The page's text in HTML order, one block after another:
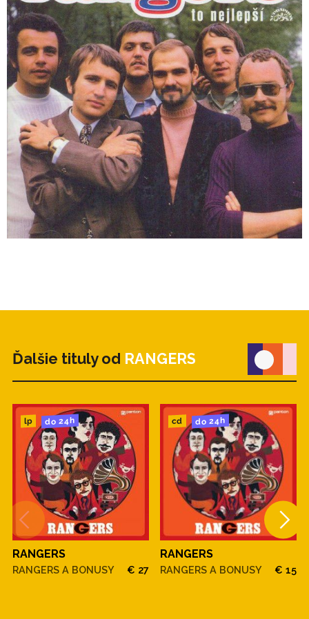
Ďalšie tituly od RANGERS
lp do 24h
RANGERS
RANGERS A BONUSY € 27
cd do 24h
RANGERS
RANGERS A BONUSY € 15